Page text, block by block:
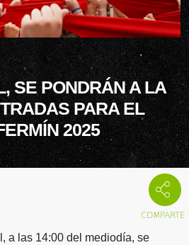
SE PONDRÁN A LA
PARA EL
2025
a las 14:00 del mediodía, se